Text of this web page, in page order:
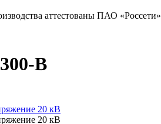
аттестованы ПАО «Россети»
В